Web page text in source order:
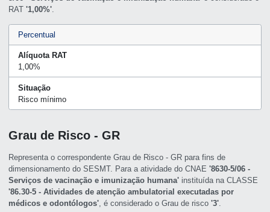
RAT'1,00%'.
Percentual
Alíquota RAT
1,00%
Situação
Risco mínimo
Grau de Risco - GR
Representa o correspondente Grau de Risco - GR para fins de
dimensionamento do SESMT. Para a atividade do CNAE'8630-5/06 -
Serviços de vacinação e imunização humana' instituída na CLASSE
'86.30-5 - Atividades de atenção ambulatorial executadas por
médicos e odontólogos' , é considerado o Grau de risco'3'